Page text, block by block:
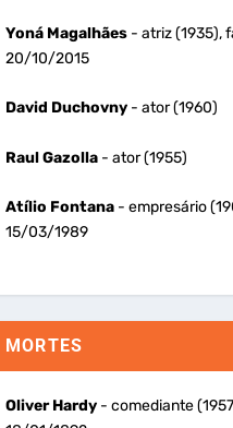
Yoná Magalhães- atriz (1935),
20/10/2015
David Duchovny- ator (1960)
Raul Gazolla- ator (1955)
Atílio Fontana- empresário
15/03/1989
MORTES
Oliver Hardy- comediante